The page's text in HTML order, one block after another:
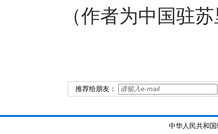
（作者为中国驻苏
推荐给朋友：
中华人民共和